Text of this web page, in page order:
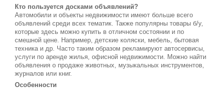
Кто пользуется досками объявлений?
Автомобили и объекты недвижимости имеют больше всего
объявлений среди всех тематик. Также популярны товары б/у,
которые здесь можно купить в отличном состоянии и по
смешной цене. Например, детские коляски, мебель, бытовая
техника и др. Часто таким образом рекламируют автосервисы,
услуги по аренде жилья, офисной недвижимости. Можно найти
объявления о продаже животных, музыкальных инструментов,
журналов или книг.
Особенности